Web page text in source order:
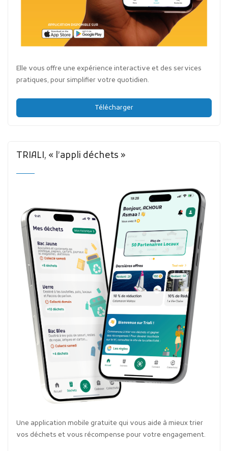
Elle vous offre une expérience interactive et des services
pratiques, pour simplifier votre quotidien.
Télécharger
TRIALI, « l’appli déchets »
Une application mobile gratuite qui vous aide à mieux trier
vos déchets et vous récompense pour votre engagement.